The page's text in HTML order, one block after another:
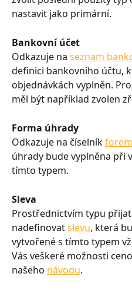
nastavit jako primární.
Bankovní účet
Odkazuje na seznam
definici bankovního účtu,
objednávkách vyplněn.
měl být například zvolen
Forma úhrady
Odkazuje na číselník
úhrady bude vyplněna při
tímto typem.
Sleva
Prostřednictvím typu
nadefinovat slevu, která
vytvořené s tímto typem
Vás veškeré možnosti
našeho návodu.